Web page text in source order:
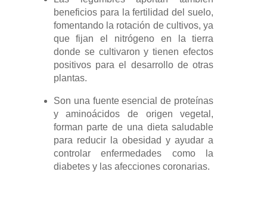
beneficios para la fertilidad del suelo,
fomentando la rotación de cultivos, ya
que fijan el nitrógeno en la tierra
donde se cultivaron y tienen efectos
positivos para el desarrollo de otras
plantas.
Son una fuente esencial de proteínas
y aminoácidos de origen vegetal,
forman parte de una dieta saludable
para reducir la obesidad y ayudar a
controlar enfermedades como la
diabetes y las afecciones coronarias.